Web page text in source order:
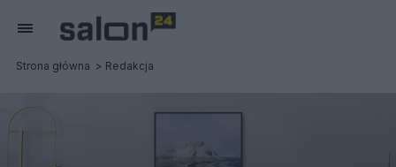
Strona główna Redakcja